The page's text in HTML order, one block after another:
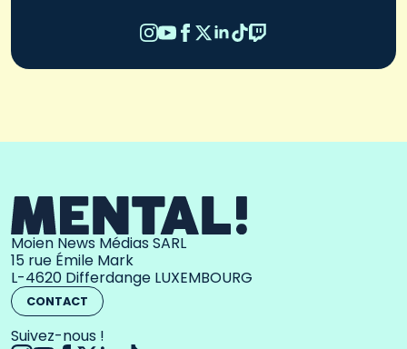
Moien News Médias SARL
15 rue Émile Mark
L-4620 Differdange LUXEMBOURG
CONTACT
Suivez-nous !